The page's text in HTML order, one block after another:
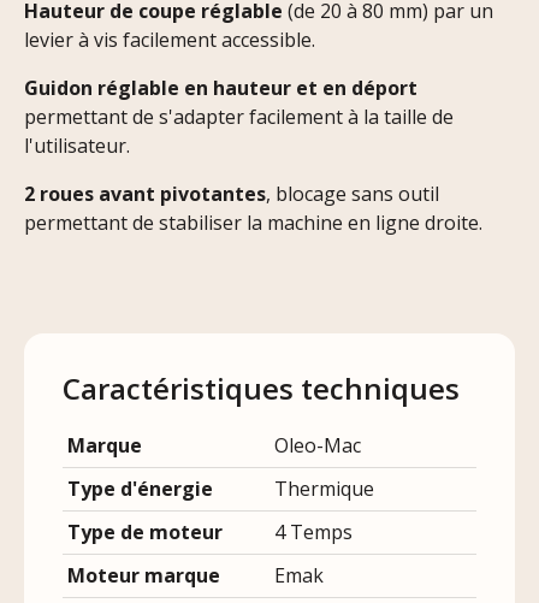
Hauteur de coupe réglable (de 20 à 80 mm) par un
levier à vis facilement accessible.
Guidon réglable en hauteur et en déport
permettant de s'adapter facilement à la taille de
l'utilisateur.
2 roues avant pivotantes, blocage sans outil
permettant de stabiliser la machine en ligne droite.
Caractéristiques techniques
Marque
Oleo-Mac
Type d'énergie
Thermique
Type de moteur
4 Temps
Moteur marque
Emak